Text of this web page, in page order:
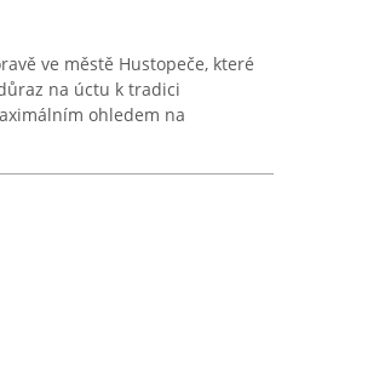
ve městě Hustopeče, které
na úctu k tradici
ohledem na